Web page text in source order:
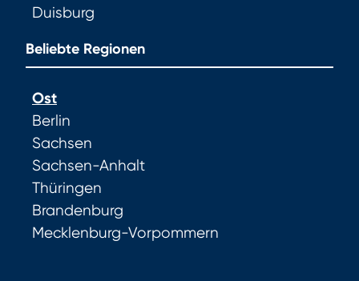
Duisburg
Beliebte Regionen
Ost
Berlin
Sachsen
Sachsen-Anhalt
Thüringen
Brandenburg
Mecklenburg-Vorpommern